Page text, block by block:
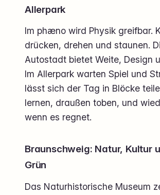
Allerpark
Im phæno wird Physik greifbar.
drücken, drehen und staunen.
Autostadt bietet Weite, Design
Im Allerpark warten Spiel und
lässt sich der Tag in Blöcke
lernen, draußen toben, und
wenn es regnet.
Braunschweig: Natur, Kultur
Grün
Das Naturhistorische Museum